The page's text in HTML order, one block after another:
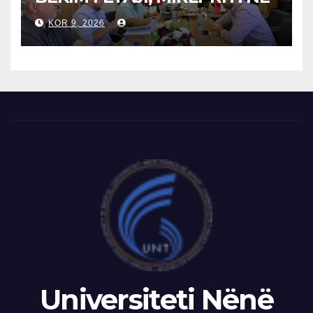
TAKIM ZYRTAR DREJTORIN E
SH.A MEPSO, DR. BURIM
LATIFIN
KOR 9, 2026
Universiteti Nënë